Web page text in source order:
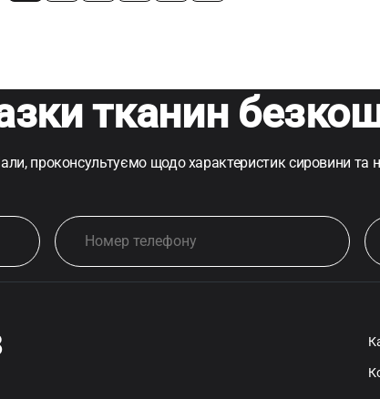
тканин
проконсультуємо щодо характеристик сировини